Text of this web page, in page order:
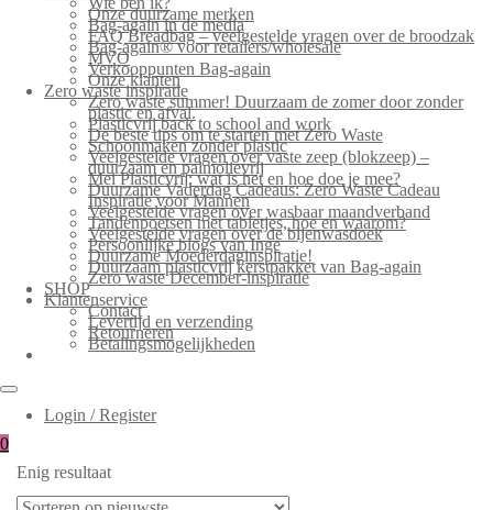
Onze duurzame merken
Bag-again in de media
FAQ Breadbag – veelgestelde vragen over de broodzak
Bag-again® voor retailers/wholesale
MVO
Verkooppunten Bag-again
Onze klanten
Zero waste inspiratie
Zero waste summer! Duurzaam de zomer door zonder
plastic en afval.
Plasticvrij back to school and work
De beste tips om te starten met Zero Waste
Schoonmaken zonder plastic
Veelgestelde vragen over vaste zeep (blokzeep) –
duurzaam en palmolievrij
Mei Plasticvrij: wat is het en hoe doe je mee?
Duurzame Vaderdag Cadeaus: Zero Waste Cadeau
Inspiratie voor Mannen
Veelgestelde vragen over wasbaar maandverband
Tandenpoetsen met tabletjes, hoe en waarom?
Veelgestelde vragen over de bijenwasdoek
Persoonlijke blogs van Inge
Duurzame Moederdaginspiratie!
Duurzaam plasticvrij kerstpakket van Bag-again
Zero waste December-inspiratie
SHOP
Klantenservice
Contact
Levertijd en verzending
Retourneren
Betalingsmogelijkheden
Login / Register
0
Enig resultaat